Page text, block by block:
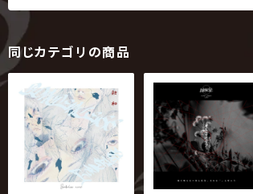
同じカテゴリの商品